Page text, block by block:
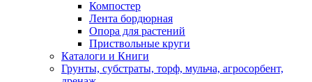
Компостер
Лента бордюрная
Опора для растений
Приствольные круги
Каталоги и Книги
Грунты, субстраты, торф, мульча, агросорбент,